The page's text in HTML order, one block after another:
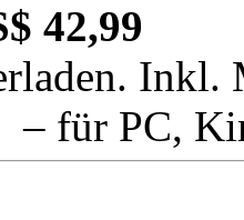
42,99
Inkl.
– für PC,